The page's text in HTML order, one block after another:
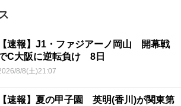
【速報】J1・ファジアーノ岡山 開幕戦
C大阪に逆転負け 8日
8/8(土)21:07
【速報】夏の甲子園 英明(香川)が関東第